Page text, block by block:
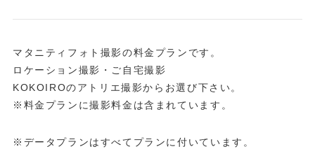
マタニティフォト撮影の料金プランです。
ロケーション撮影・ご自宅撮影
KOKOIROのアトリエ撮影からお選び下さい。
※料金プランに撮影料金は含まれています。
※データプランはすべてプランに付いています。